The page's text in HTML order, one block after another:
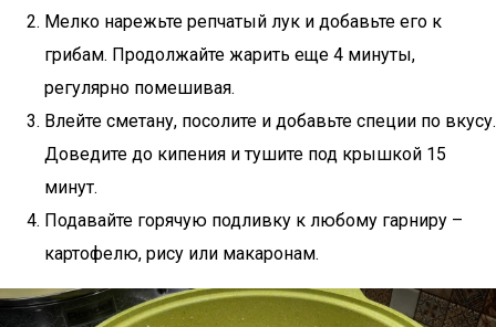
Мелко нарежьте репчатый лук и добавьте его к
грибам. Продолжайте жарить еще 4 минуты,
регулярно помешивая.
Влейте сметану, посолите и добавьте специи по вкусу.
Доведите до кипения и тушите под крышкой 15
минут.
Подавайте горячую подливку к любому гарниру –
картофелю, рису или макаронам.